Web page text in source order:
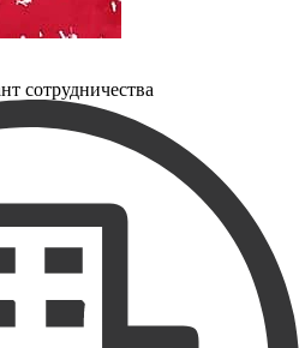
сотрудничества